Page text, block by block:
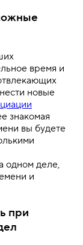
время и
новые
знакомая
вы будете
одном деле,
и
при